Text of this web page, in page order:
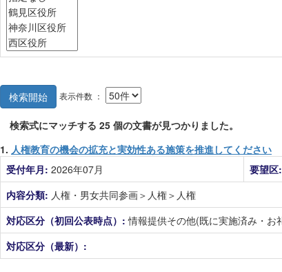
検索開始 表示件数 ：
検索式にマッチする 25 個の文書が見つかりました。
1. 人権教育の機会の拡充と実効性ある施策を推進してください
受付年月: 2026年07月 要望区:
内容分類: 人権・男女共同参画＞人権＞人権
対応区分（初回公表時点）:情報提供その他(既に実施済み・お
対応区分（最新）: